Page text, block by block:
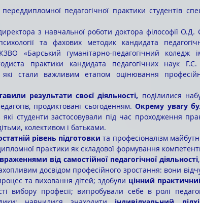
педагогічної практики студентів
та фахових методик кандидата
«Барський гуманітарно-педагогічний коледж
практики кандидата педагогічних наук
стали важливим етапом оцінювання
результати своєї діяльності,
поділилися
продиктовані сьогоденням. Окрему увагу
які студенти застосовували під час проходження
колективом і батьками.
рівень підготовки
та професіоналізм
практики як складової формування
враженнями від самостійної педагогічної діяльності
досвідом професійного зростання: вони
та виховання дітей; здобули цінний
вибору професії; випробували себе в ролі